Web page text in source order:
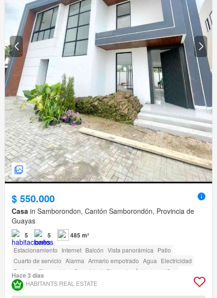
$ 550.000
Casa in Samborondon, Cantón Samborondón, Provincia de
Guayas
5 5 485 m²
Estacionamiento Internet Balcón Vista panorámica Patio
Cuarto de servicio Alarma Armario empotrado Agua Electricidad
Bodega
Sin amoblar Seguridad Gimnasio
Área para niños
Conserje Parrilla Garita de guardianía
Acceso para personas con discapacidad
Hace 3 días
HABITANTS REAL ESTATE